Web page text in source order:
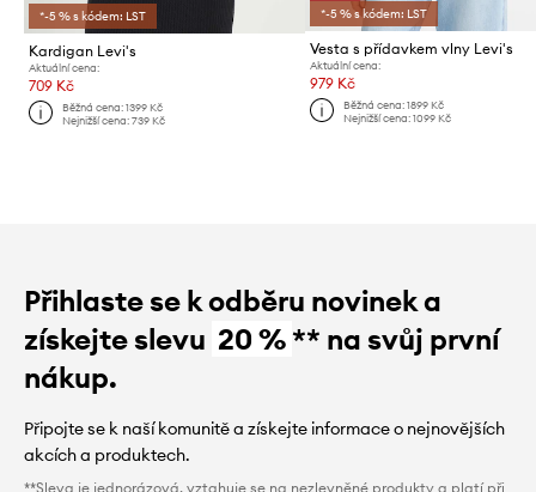
*-5 % s kódem: LST
Kardigan Levi's
Aktuální cena:
709 Kč
Běžná cena:1399 Kč
Nejnižší cena:739 Kč
*-5 % s kódem: LST
Vesta s přídavkem vlny Levi's
Aktuální cena:
979 Kč
Běžná cena: 1899 Kč
Nejnižší cena: 1099 Kč
Přihlaste se k odběru novinek a
získejte slevu 20 %** na svůj první
nákup.
Připojte se k naší komunitě a získejte informace o nejnovějších
akcích a produktech.
**Sleva je jednorázová, vztahuje se na nezlevněné produkty a platí při